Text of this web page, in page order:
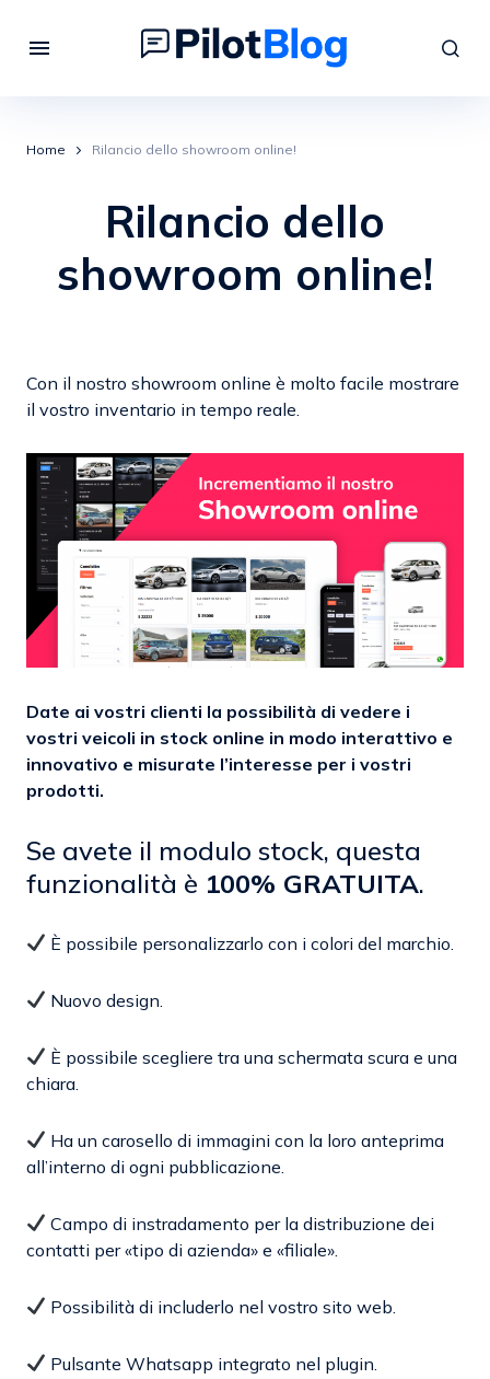
Home Rilancio dello showroom online!
Rilancio dello
showroom online!
Con il nostro showroom online è molto facile mostrare
il vostro inventario in tempo reale.
Date ai vostri clienti la possibilità di vedere i
vostri veicoli in stock online in modo interattivo e
innovativo e misurate l’interesse per i vostri
prodotti.
Se avete il modulo stock, questa
funzionalità è 100% GRATUITA.
È possibile personalizzarlo con i colori del marchio.
Nuovo design.
È possibile scegliere tra una schermata scura e una
chiara.
Ha un carosello di immagini con la loro anteprima
all’interno di ogni pubblicazione.
Campo di instradamento per la distribuzione dei
contatti per «tipo di azienda» e «filiale».
Possibilità di includerlo nel vostro sito web.
Pulsante Whatsapp integrato nel plugin.